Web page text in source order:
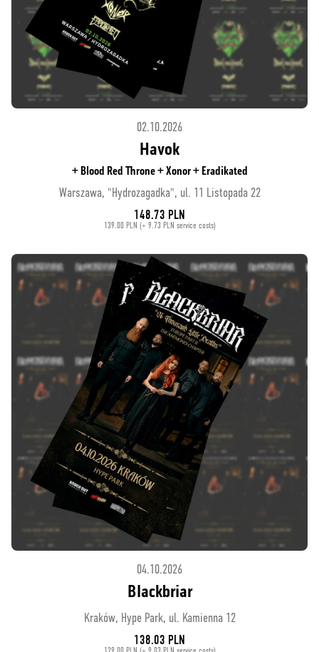
02.10.2026
Havok
+ Blood Red Throne + Xonor + Eradikated
Warszawa, "Hydrozagadka", ul. 11 Listopada 22
148.73 PLN
139.00 PLN (+ 9.73 PLN service costs)
04.10.2026
Blackbriar
Kraków, Hype Park, ul. Kamienna 12
138.03 PLN